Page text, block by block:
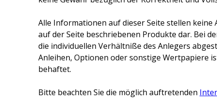
Alle Informationen auf dieser Seite stellen
auf der Seite beschriebenen Produkte dar. Bei
die individuellen Verhältniße des Anlegers
Anleihen, Optionen oder sonstige Wertpapiere
behaftet.
Bitte beachten Sie die möglich auftretenden